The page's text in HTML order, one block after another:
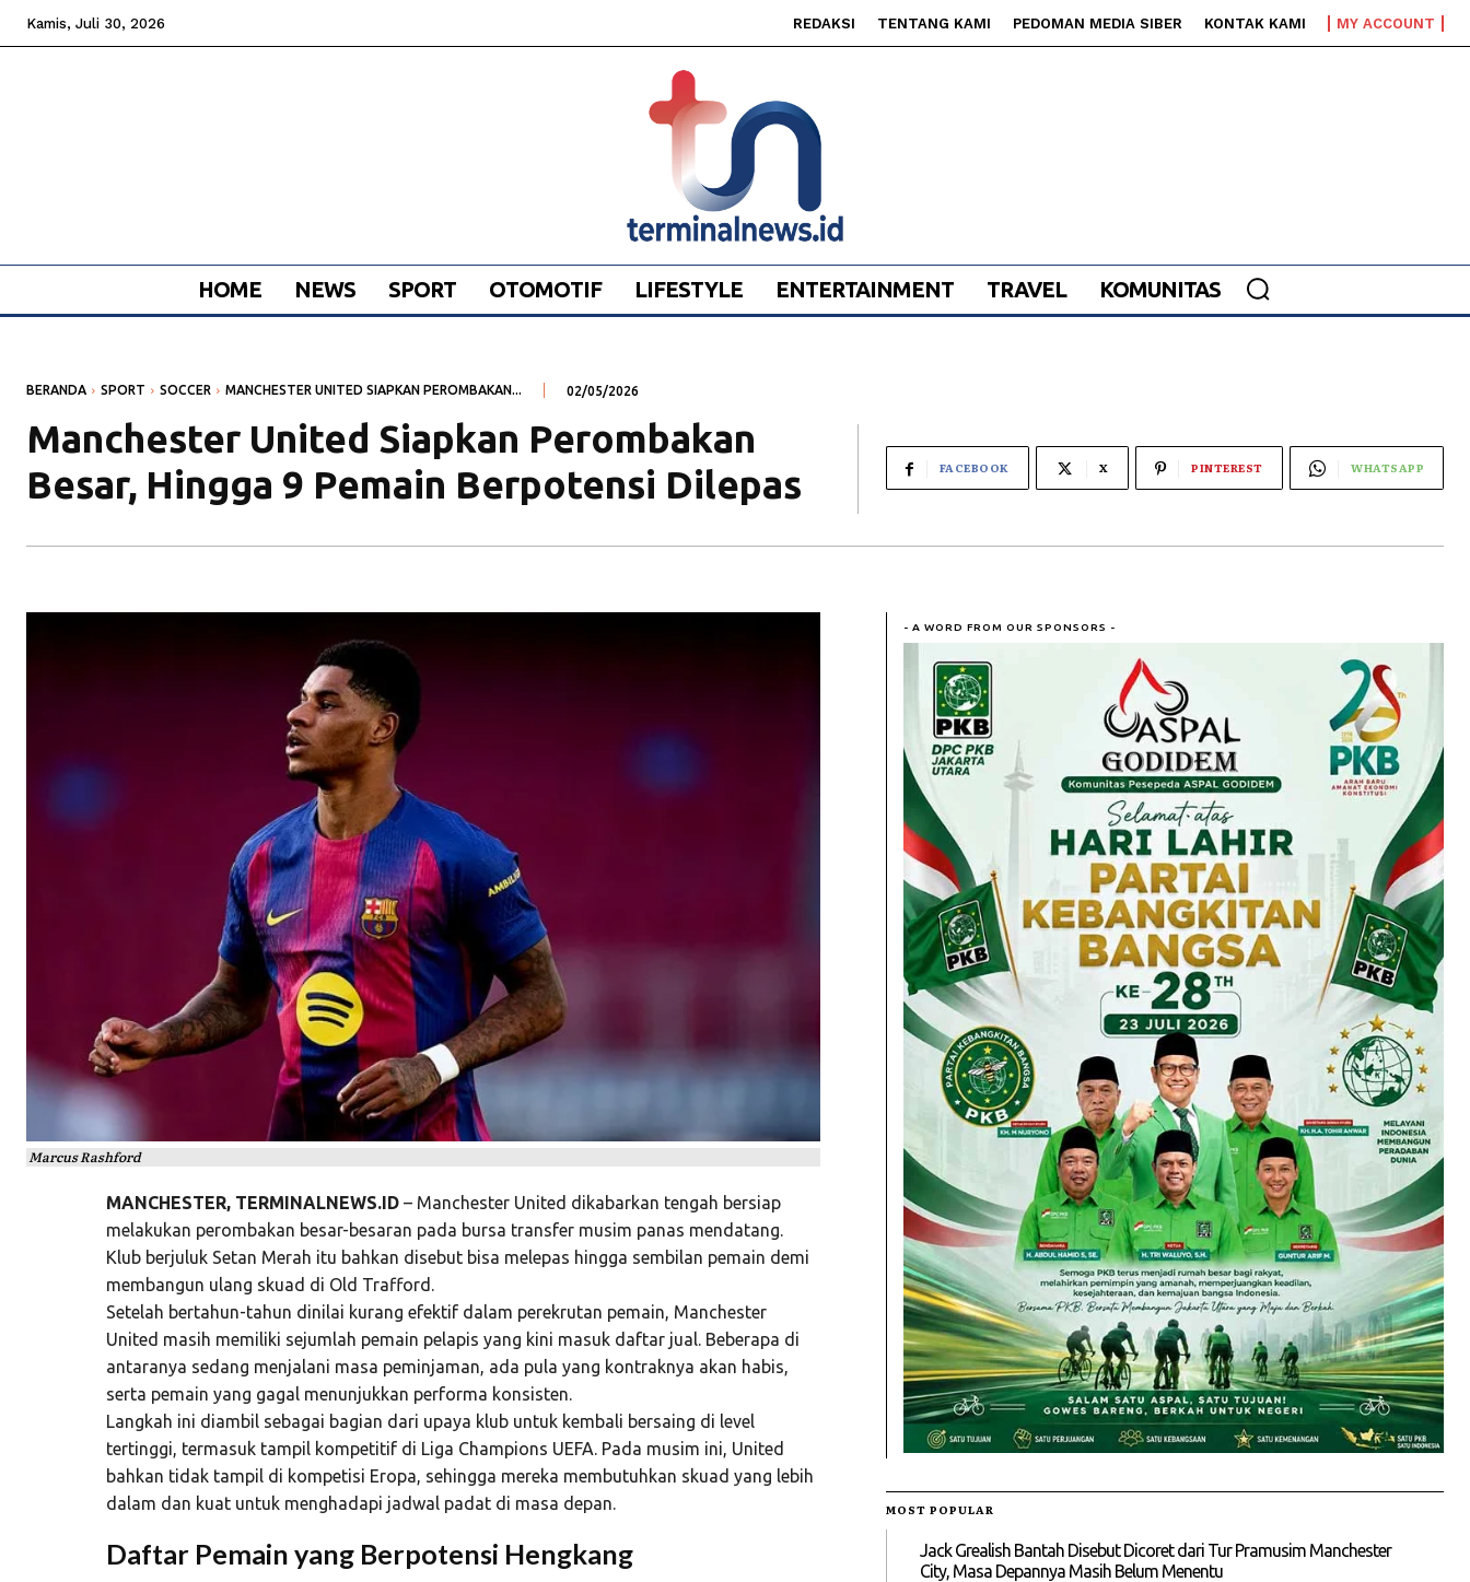
Kamis, Juli 30, 2026 REDAKSI TENTANG KAMI PEDOMAN MEDIA SIBER KONTAK KAMI MY ACCOUNT
HOME NEWS SPORT OTOMOTIF LIFESTYLE ENTERTAINMENT TRAVEL KOMUNITAS
BERANDA SPORT SOCCER MANCHESTER UNITED SIAPKAN PEROMBAKAN... 02/05/2026
Manchester United Siapkan Perombakan
Besar, Hingga 9 Pemain Berpotensi Dilepas
FACEBOOK X PINTEREST WHATSAPP
Marcus Rashford
MANCHESTER, TERMINALNEWS.ID– Manchester United dikabarkan tengah bersiap
melakukan perombakan besar-besaran pada bursa transfer musim panas mendatang.
Klub berjuluk Setan Merah itu bahkan disebut bisa melepas hingga sembilan pemain demi
membangun ulang skuad di Old Trafford.
Setelah bertahun-tahun dinilai kurang efektif dalam perekrutan pemain, Manchester
United masih memiliki sejumlah pemain pelapis yang kini masuk daftar jual. Beberapa di
antaranya sedang menjalani masa peminjaman, ada pula yang kontraknya akan habis,
serta pemain yang gagal menunjukkan performa konsisten.
Langkah ini diambil sebagai bagian dari upaya klub untuk kembali bersaing di level
tertinggi, termasuk tampil kompetitif di Liga Champions UEFA. Pada musim ini, United
bahkan tidak tampil di kompetisi Eropa, sehingga mereka membutuhkan skuad yang lebih
dalam dan kuat untuk menghadapi jadwal padat di masa depan.
Daftar Pemain yang Berpotensi Hengkang
- A WORD FROM OUR SPONSORS -
MOST POPULAR
Jack Grealish Bantah Disebut Dicoret dari Tur Pramusim Manchester
City, Masa Depannya Masih Belum Menentu